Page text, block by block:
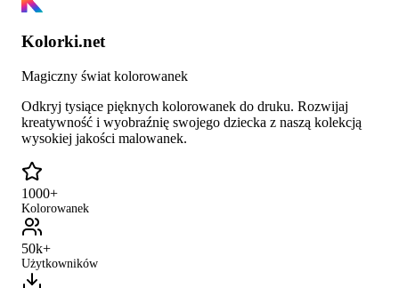
Kolorki.net
Magiczny świat kolorowanek
Odkryj tysiące pięknych kolorowanek do druku. Rozwijaj
kreatywność i wyobraźnię swojego dziecka z naszą kolekcją
wysokiej jakości malowanek.
1000+
Kolorowanek
50k+
Użytkowników